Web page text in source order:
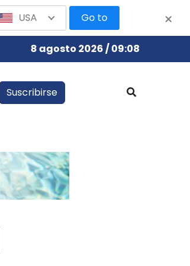
8 agosto 2026 / 09:08
Suscribirse
USA Go to